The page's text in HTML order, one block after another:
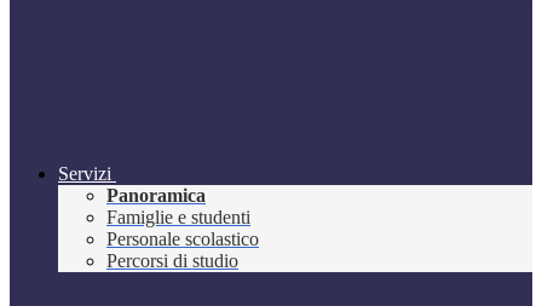
Servizi
Panoramica
Famiglie e studenti
Personale scolastico
Percorsi di studio